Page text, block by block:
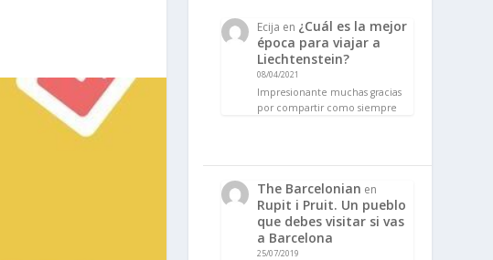
Ecija en ¿Cuál es la mejor
época para viajar a
Liechtenstein?
08/04/2021
Impresionante muchas gracias
por compartir como siempre
The Barcelonian en
Rupit i Pruit. Un pueblo
que debes visitar si vas
a Barcelona
25/07/2019